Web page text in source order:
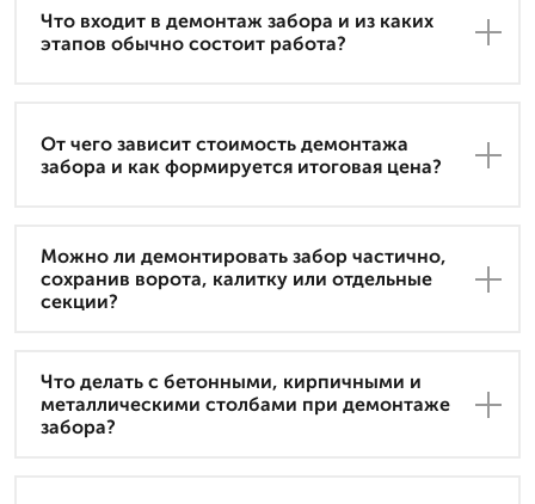
Что входит в демонтаж забора и из каких
этапов обычно состоит работа?
От чего зависит стоимость демонтажа
забора и как формируется итоговая цена?
Можно ли демонтировать забор частично,
сохранив ворота, калитку или отдельные
секции?
Что делать с бетонными, кирпичными и
металлическими столбами при демонтаже
забора?